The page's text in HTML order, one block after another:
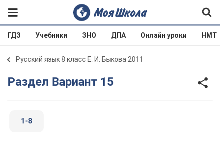
ГДЗ Учебники ЗНО ДПА Онлайн уроки НМТ
Русский язык 8 класс Е. И. Быкова 2011
Раздел Вариант 15
1-8